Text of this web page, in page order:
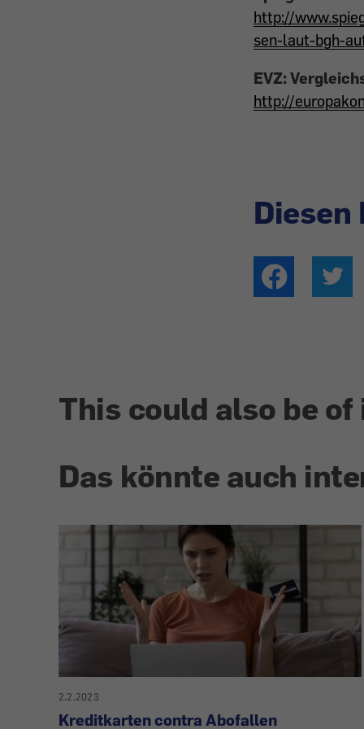
http://
sen-laut-bgh-
EVZ:
http://
This could also be
Das könnte auch
2.2.2023
Kreditkarten contra Abofallen